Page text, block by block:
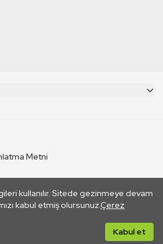
kullanılır. Sitede gezinmeye devam
kabul etmiş olursunuz.Çerez
Kabul et
Metni
TRT. Bağlantı yoluyla gidilen dış